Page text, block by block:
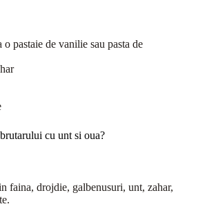
o pastaie de vanilie sau pasta de
cu unt si oua?
faina, drojdie, galbenusuri, unt, zahar,